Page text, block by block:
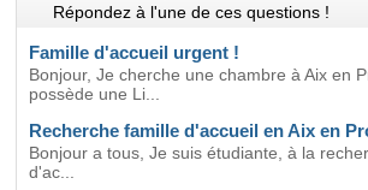
Répondez à l'une de ces questions !
Famille d'accueil urgent !
Bonjour, Je cherche une chambre à Aix en
possède une Li...
Recherche famille d'accueil en Aix en
Bonjour a tous, Je suis étudiante, à la
d'ac...